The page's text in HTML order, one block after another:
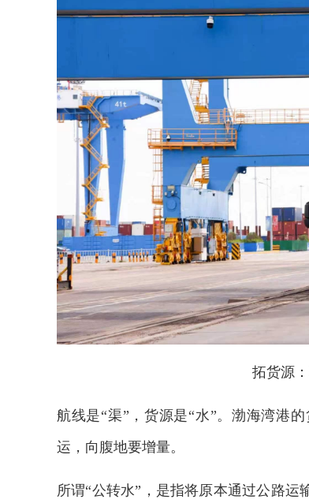
拓货源
航线是“渠”，货源是“水”。渤海湾港
运，向腹地要增量。
所谓“公转水”，是指将原本通过公路
2026年中国航海